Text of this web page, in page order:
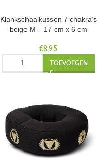
Klankschaalkussen 7 chakra’s
beige M – 17 cm x 6 cm
€8,95
TOEVOEGEN